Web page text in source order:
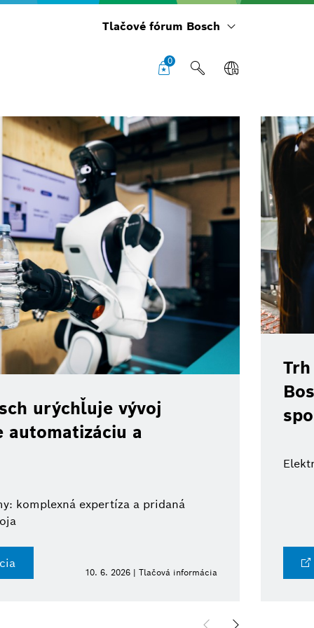
Tlačové fórum Bosch
0
urýchľuje vývoj
a
komplexná expertíza a pridaná
10. 6. 2026 | Tlačová informácia